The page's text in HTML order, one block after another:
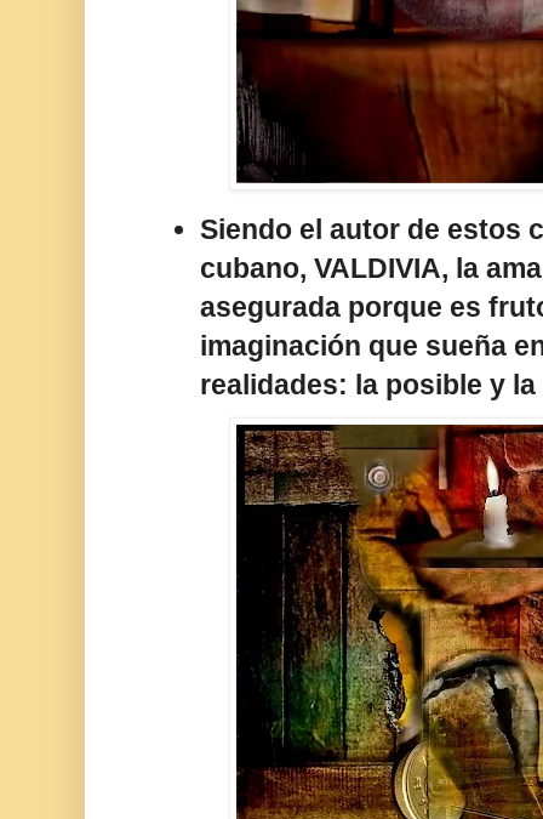
Siendo el autor de estos
cubano, VALDIVIA, la
asegurada porque es
imaginación que sueña
realidades: la posible y